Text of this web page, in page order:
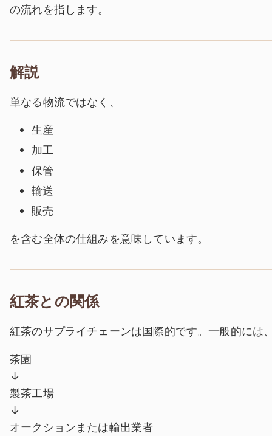
の流れを指します。
解説
単なる物流ではなく、
生産
加工
保管
輸送
販売
を含む全体の仕組みを意味しています。
紅茶との関係
紅茶のサプライチェーンは国際的です。一般的には
茶園
↓
製茶工場
↓
オークションまたは輸出業者